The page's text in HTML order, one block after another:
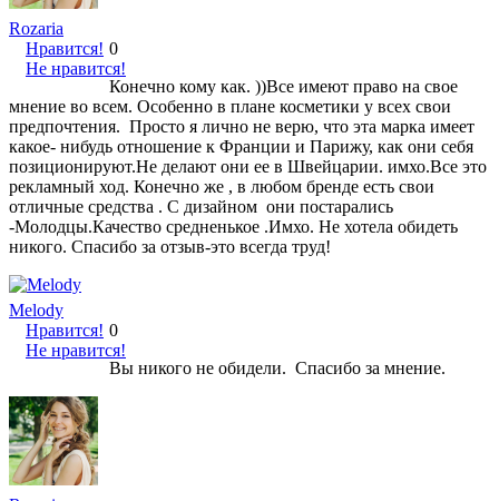
Rozaria
Нравится!
Не нравится!
0
Конечно кому как. ))Все имеют право на свое
мнение во всем. Особенно в плане косметики у всех свои
предпочтения. Просто я лично не верю, что эта марка имеет
какое- нибудь отношение к Франции и Парижу, как они себя
позиционируют.Не делают они ее в Швейцарии. имхо.Все это
рекламный ход. Конечно же , в любом бренде есть свои
отличные средства . С дизайном они постарались
-Молодцы.Качество средненькое .Имхо. Не хотела обидеть
никого. Спасибо за отзыв-это всегда труд!
Melody
Нравится!
Не нравится!
0
Вы никого не обидели. Спасибо за мнение.